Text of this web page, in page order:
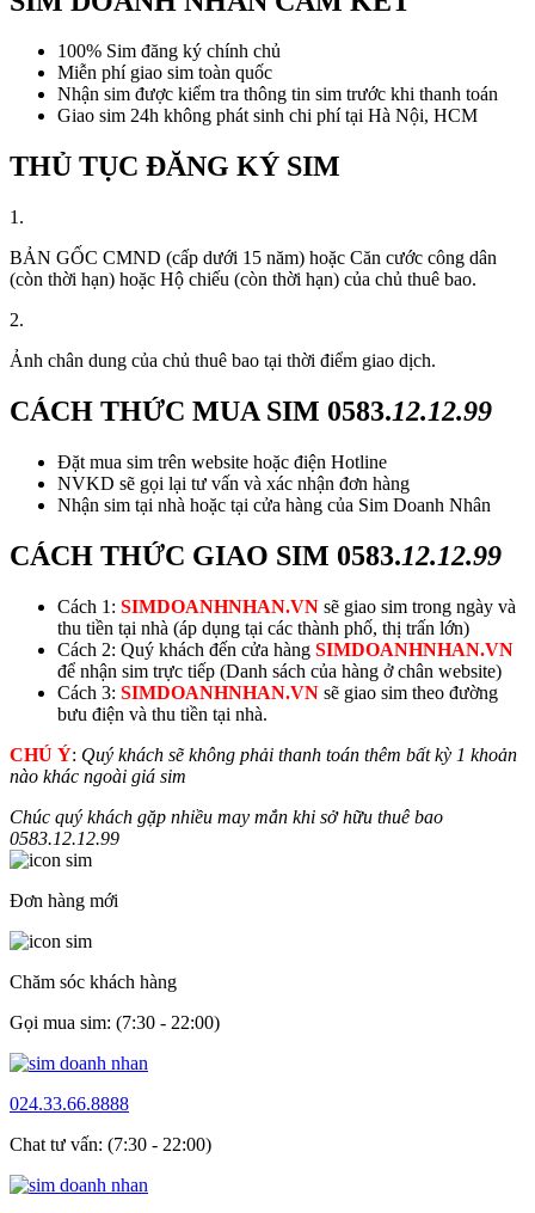
100% Sim đăng ký chính chủ
Miễn phí giao sim toàn quốc
Nhận sim được kiểm tra thông tin sim trước khi thanh toán
Giao sim 24h không phát sinh chi phí tại Hà Nội, HCM
THỦ TỤC ĐĂNG KÝ SIM
1.
BẢN GỐC CMND (cấp dưới 15 năm) hoặc Căn cước công dân
(còn thời hạn) hoặc Hộ chiếu (còn thời hạn) của chủ thuê bao.
2.
Ảnh chân dung của chủ thuê bao tại thời điểm giao dịch.
CÁCH THỨC MUA SIM 0583.12.12.99
Đặt mua sim trên website hoặc điện Hotline
NVKD sẽ gọi lại tư vấn và xác nhận đơn hàng
Nhận sim tại nhà hoặc tại cửa hàng của Sim Doanh Nhân
CÁCH THỨC GIAO SIM 0583.12.12.99
Cách 1: SIMDOANHNHAN.VN sẽ giao sim trong ngày và
thu tiền tại nhà (áp dụng tại các thành phố, thị trấn lớn)
Cách 2: Quý khách đến cửa hàng SIMDOANHNHAN.VN
để nhận sim trực tiếp (Danh sách của hàng ở chân website)
Cách 3: SIMDOANHNHAN.VN sẽ giao sim theo đường
bưu điện và thu tiền tại nhà.
CHÚ Ý: Quý khách sẽ không phải thanh toán thêm bất kỳ 1 khoản
nào khác ngoài giá sim
Chúc quý khách gặp nhiều may mắn khi sở hữu thuê bao
0583.12.12.99
Đơn hàng mới
Chăm sóc khách hàng
Gọi mua sim: (7:30 - 22:00)
024.33.66.8888
Chat tư vấn: (7:30 - 22:00)